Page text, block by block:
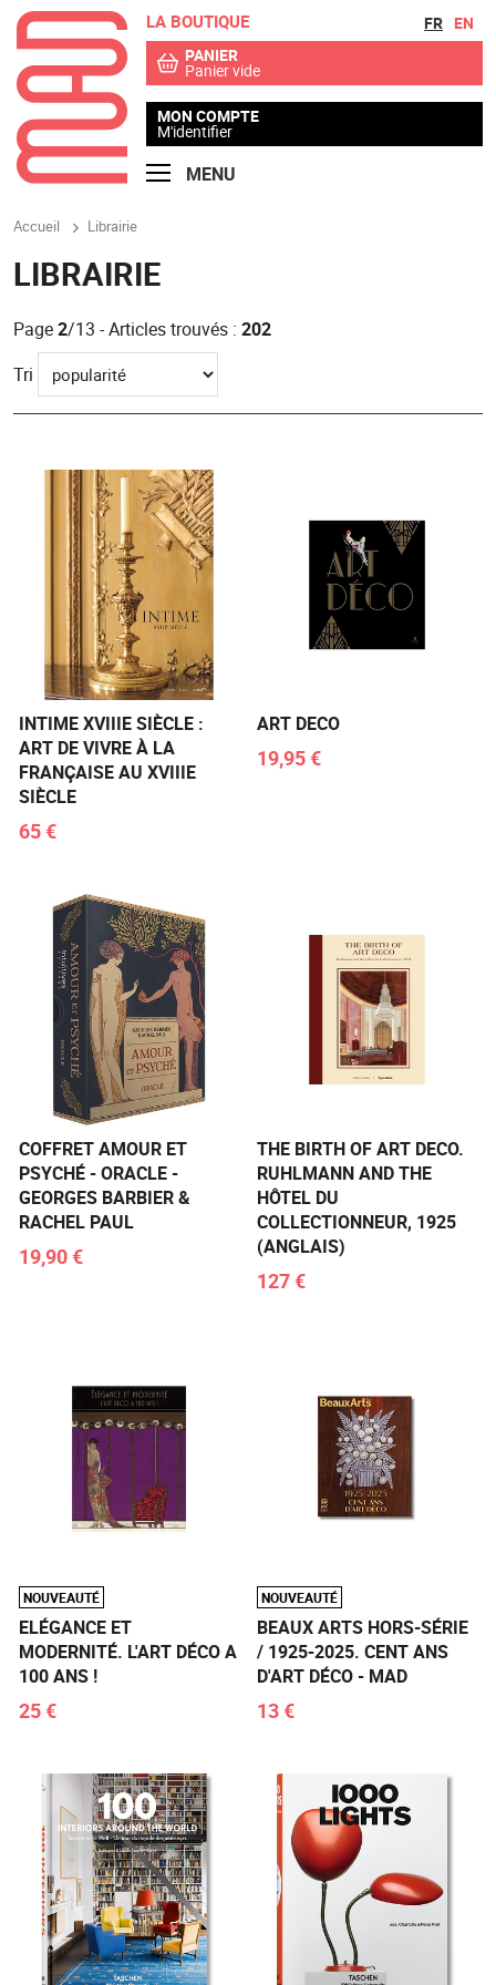
Aller au menu
Aller au contenu FR EN
LA BOUTIQUE
PANIER
Panier vide
MON COMPTE
M'identifier
MENU
Accueil Librairie
LIBRAIRIE
Page2/13 - Articles trouvés : 202
Tri
INTIME XVIIIE SIÈCLE :
ART DE VIVRE À LA
FRANÇAISE AU XVIIIE
SIÈCLE
65 €
ART DECO
19,95 €
COFFRET AMOUR ET
PSYCHÉ - ORACLE -
GEORGES BARBIER &
RACHEL PAUL
19,90 €
THE BIRTH OF ART DECO.
RUHLMANN AND THE
HÔTEL DU
COLLECTIONNEUR, 1925
(ANGLAIS)
127 €
NOUVEAUTÉ
ELÉGANCE ET
MODERNITÉ. L'ART DÉCO A
100 ANS !
25 €
NOUVEAUTÉ
BEAUX ARTS HORS-SÉRIE
/ 1925-2025. CENT ANS
D'ART DÉCO - MAD
13 €